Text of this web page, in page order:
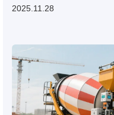
2025.11.28